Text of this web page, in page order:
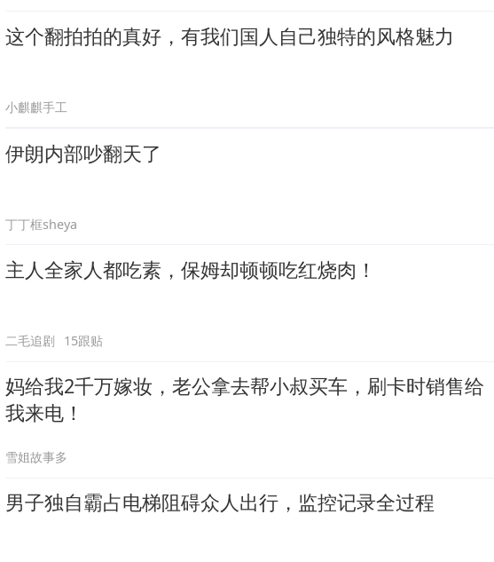
这个翻拍拍的真好，有我们国人自己独特的风格魅力
小麒麒手工
伊朗内部吵翻天了
丁丁框sheya
主人全家人都吃素，保姆却顿顿吃红烧肉！
二毛追剧 15跟贴
妈给我2千万嫁妆，老公拿去帮小叔买车，刷卡时销售给
我来电！
雪姐故事多
男子独自霸占电梯阻碍众人出行，监控记录全过程